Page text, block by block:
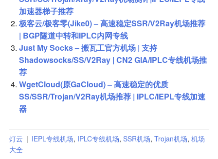
加速器梯子推荐
极客云/极客零(Jike0) – 高速稳定SSR/V2Ray机场推荐
| BGP隧道中转和IPLC内网专线
Just My Socks – 搬瓦工官方机场 | 支持
Shadowsocks/SS/V2Ray | CN2 GIA/IPLC专线机场推
荐
WgetCloud(原GaCloud) – 高速稳定的优质
SS/SSR/Trojan/V2Ray机场推荐 | IPLC/IEPL专线加速
器
灯云 | IEPL专线机场, IPLC专线机场, SSR机场, Trojan机场, 机场
大全